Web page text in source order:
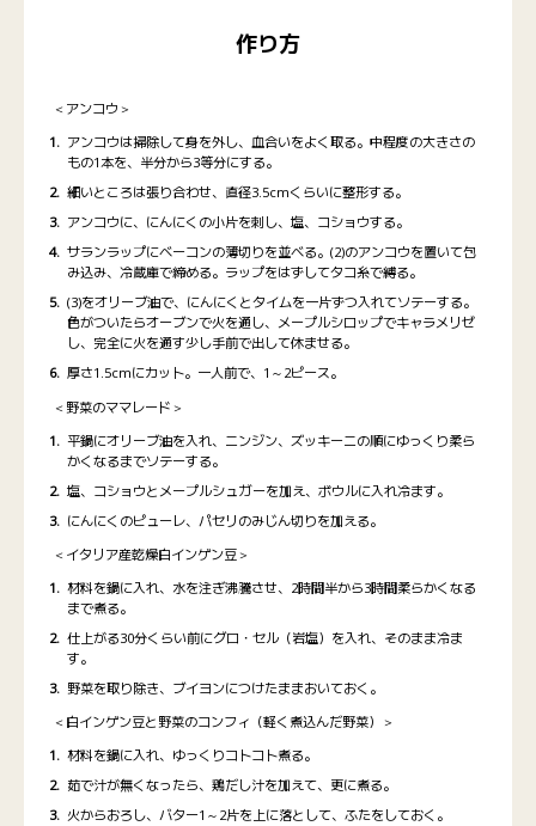
作り方
＜アンコウ＞
アンコウは掃除して身を外し、血合いをよく取る。中程度の大きさの
もの1本を、半分から3等分にする。
細いところは張り合わせ、直径3.5cmくらいに整形する。
アンコウに、にんにくの小片を刺し、塩、コショウする。
サランラップにベーコンの薄切りを並べる。(2)のアンコウを置いて包
み込み、冷蔵庫で締める。ラップをはずしてタコ糸で縛る。
(3)をオリーブ油で、にんにくとタイムを一片ずつ入れてソテーする。
色がついたらオーブンで火を通し、メープルシロップでキャラメリゼ
し、完全に火を通す少し手前で出して休ませる。
厚さ1.5cmにカット。一人前で、1～2ピース。
＜野菜のママレード＞
平鍋にオリーブ油を入れ、ニンジン、ズッキーニの順にゆっくり柔ら
かくなるまでソテーする。
塩、コショウとメープルシュガーを加え、ボウルに入れ冷ます。
にんにくのピューレ、パセリのみじん切りを加える。
＜イタリア産乾燥白インゲン豆＞
材料を鍋に入れ、水を注ぎ沸騰させ、2時間半から3時間柔らかくなる
まで煮る。
仕上がる30分くらい前にグロ・セル（岩塩）を入れ、そのまま冷ま
す。
野菜を取り除き、ブイヨンにつけたままおいておく。
＜白インゲン豆と野菜のコンフィ（軽く煮込んだ野菜）＞
材料を鍋に入れ、ゆっくりコトコト煮る。
茹で汁が無くなったら、鶏だし汁を加えて、更に煮る。
火からおろし、バター1～2片を上に落として、ふたをしておく。